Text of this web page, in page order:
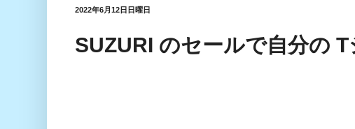
2022年6月12日日曜日
SUZURI のセールで自分の